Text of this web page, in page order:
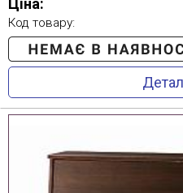
Ціна:
Код товару: